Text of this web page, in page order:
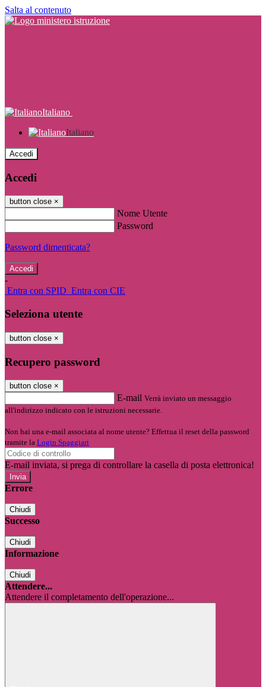
Salta al contenuto
Italiano
Italiano
Accedi
Accedi
button close ×
Nome Utente
Password
Password dimenticata?
-
Entra con SPID Entra con CIE
Seleziona utente
button close ×
Recupero password
button close ×
E-mail Verrà inviato un messaggio
all'indirizzo indicato con le istruzioni necessarie.
Non hai una e-mail associata al nome utente? Effettua il reset della password
tramite la Login Spaggiari
E-mail inviata, si prega di controllare la casella di posta elettronica!
Errore
Chiudi
Successo
Chiudi
Informazione
Chiudi
Attendere...
Attendere il completamento dell'operazione...